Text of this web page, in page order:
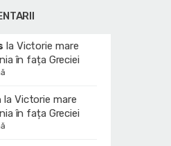
la Victorie mare
în fața Greciei
la Victorie mare
în fața Greciei